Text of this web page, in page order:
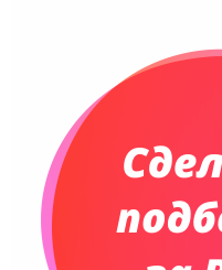
Планинги
Сумки и Рюкзаки
Сумки для
Рюкзаки
Конференц-